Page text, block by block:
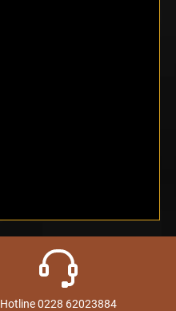
Hotline 0228 62023884